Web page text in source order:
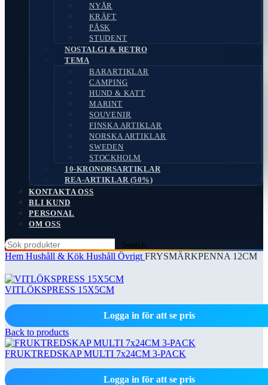
NYÅR
KRÄFT
PÅSK
STUDENT
NOSTALGI & RETRO
TEMA
BARARTIKLAR
CAMPING
HUND & KATT
MARINT
SOUVENIR
FINSKA ARTIKLAR
NORSKA ARTIKLAR
SWEDEN
STOCKHOLM
10-KRONORSARTIKLAR
REA-ARTIKLAR (50%)
KONTAKTA OSS
BLI KUND
PERSONAL
OM OSS
Search
Hem Hushåll & Kök Hushåll Övrigt FRYSMÄRKPENNA 12CM
VITLÖKSPRESS 15X5CM
Logga in för att se pris
Back to products
FRUKTREDSKAP MULTI 7x24CM 3-PACK
Logga in för att se pris